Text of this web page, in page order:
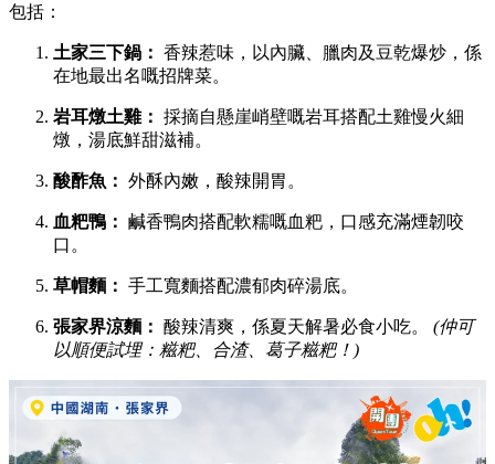
包括：
土家三下鍋： 香辣惹味，以內臟、臘肉及豆乾爆炒，係
在地最出名嘅招牌菜。
岩耳燉土雞： 採摘自懸崖峭壁嘅岩耳搭配土雞慢火細
燉，湯底鮮甜滋補。
酸酢魚： 外酥內嫩，酸辣開胃。
血粑鴨： 鹹香鴨肉搭配軟糯嘅血粑，口感充滿煙韌咬
口。
草帽麵： 手工寬麵搭配濃郁肉碎湯底。
張家界涼麵： 酸辣清爽，係夏天解暑必食小吃。 (仲可
以順便試埋：糍粑、合渣、葛子糍粑！)